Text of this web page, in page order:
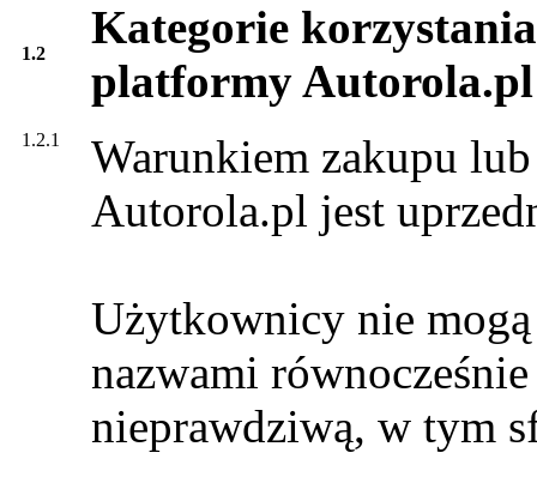
1.2
Kategorie
platformy Autorola.pl
1.2.1
Warunkiem zakupu
Autorola.pl jest
Użytkownicy nie
nazwami równocześnie
nieprawdziwą, w tym